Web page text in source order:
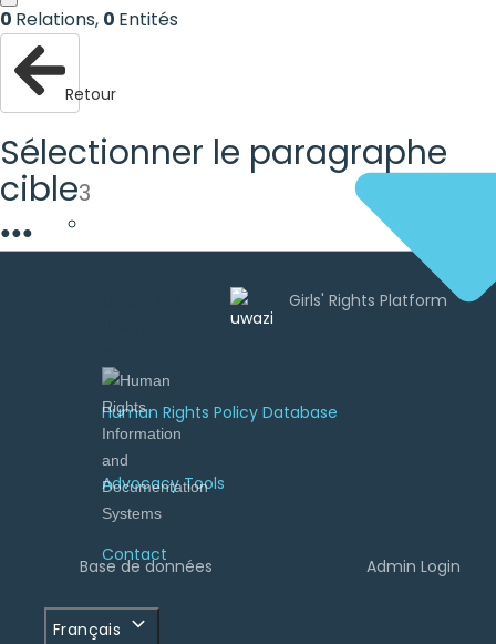
Human Rights Policy Database
Advocacy Tools
Contact
Français
0 Relations, 0 Entités
Retour
Sélectionner le paragraphe
cible3
●●●
Base de données Admin Login